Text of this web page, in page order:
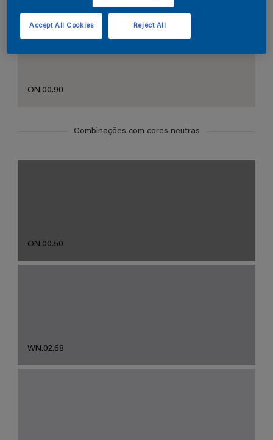
ON.00.90
Combinações com cores neutras
ON.00.50
WN.02.68
Reject All
Accept All Cookies